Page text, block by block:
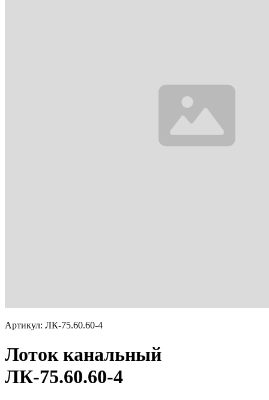
Артикул: ЛК-75.60.60-4
Лоток канальный
ЛК-75.60.60-4